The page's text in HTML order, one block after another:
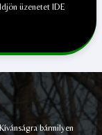
üzenetet IDE
bármilyen